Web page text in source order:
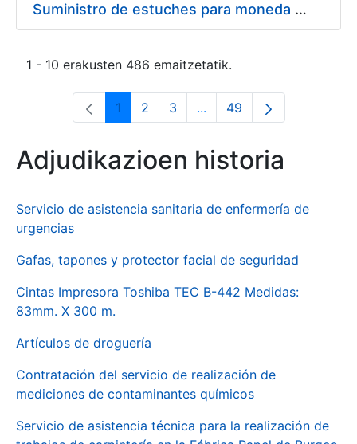
Suministro de estuches para moneda de 30 €
1 - 10 erakusten 486 emaitzetatik.
Orrialdea
1 Orrialdea
2 Orrialdea
3 ...Intermediate Pages Use
Orrialdea
49
Adjudikazioen historia
Servicio de asistencia sanitaria de enfermería de
urgencias
Gafas, tapones y protector facial de seguridad
Cintas Impresora Toshiba TEC B-442 Medidas:
83mm. X 300 m.
Artículos de droguería
Contratación del servicio de realización de
mediciones de contaminantes químicos
Servicio de asistencia técnica para la realización de